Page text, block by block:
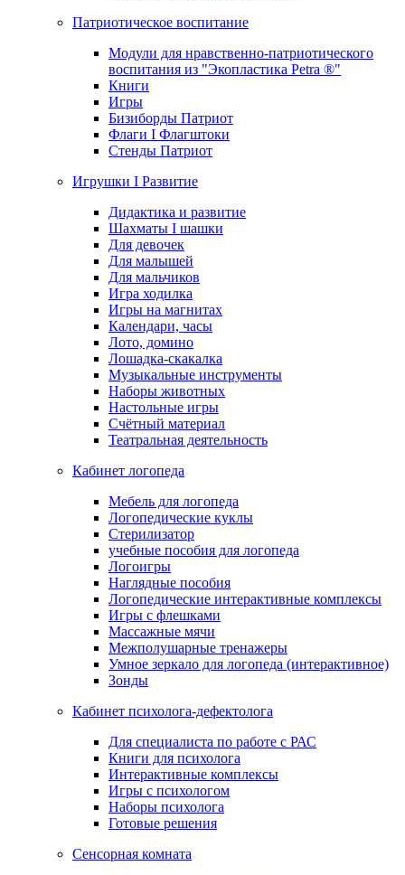
Патриотическое воспитание
Модули для нравственно-патриотического
воспитания из "Экопластика Petra ®"
Книги
Игры
Бизиборды Патриот
Флаги I Флагштоки
Стенды Патриот
Игрушки I Развитие
Дидактика и развитие
Шахматы I шашки
Для девочек
Для малышей
Для мальчиков
Игра ходилка
Игры на магнитах
Календари, часы
Лото, домино
Лошадка-скакалка
Музыкальные инструменты
Наборы животных
Настольные игры
Счётный материал
Театральная деятельность
Кабинет логопеда
Мебель для логопеда
Логопедические куклы
Стерилизатор
учебные пособия для логопеда
Логоигры
Наглядные пособия
Логопедические интерактивные комплексы
Игры с флешками
Массажные мячи
Межполушарные тренажеры
Умное зеркало для логопеда (интерактивное)
Зонды
Кабинет психолога-дефектолога
Для специалиста по работе с РАС
Книги для психолога
Интерактивные комплексы
Игры с психологом
Наборы психолога
Готовые решения
Сенсорная комната